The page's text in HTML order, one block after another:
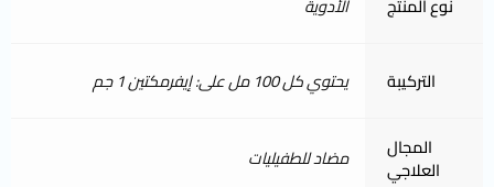
نوع المنتج الأدوية
التركيبة يحتوي كل 100 مل على: إيفرمكتين 1 جم
المجال
العلاجي مضاد للطفيليات